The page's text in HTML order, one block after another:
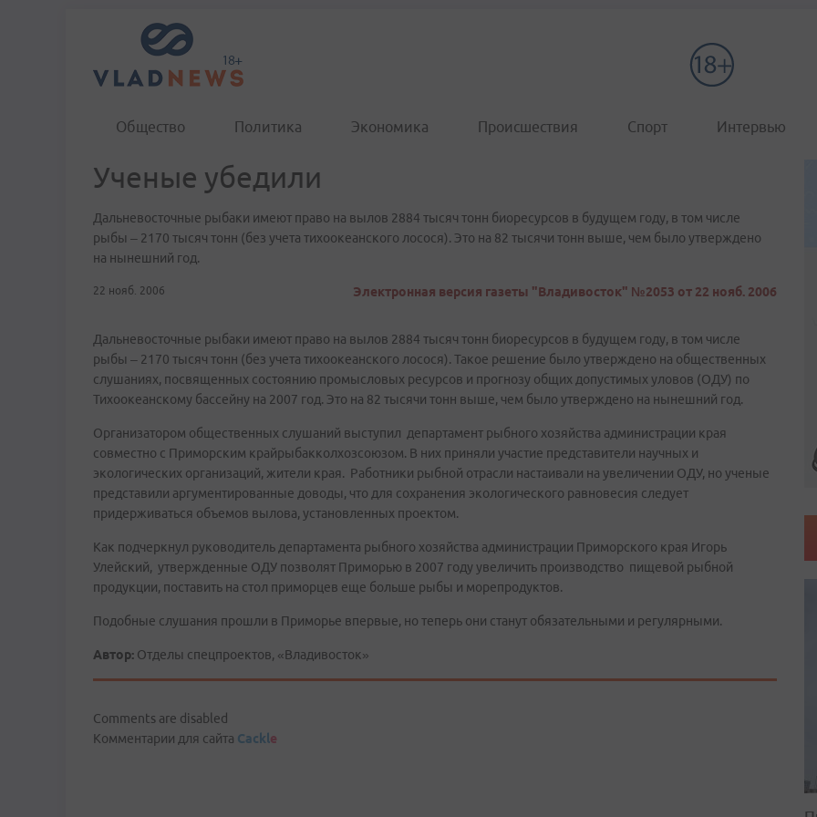
Общество Политика Экономика Происшествия Спорт Интервью
Ученые убедили
Дальневосточные рыбаки имеют право на вылов 2884 тысяч тонн биоресурсов в будущем году, в том числе
рыбы – 2170 тысяч тонн (без учета тихоокеанского лосося). Это на 82 тысячи тонн выше, чем было утверждено
на нынешний год.
22 нояб. 2006 Электронная версия газеты "Владивосток" №2053 от 22 нояб. 2006
Дальневосточные рыбаки имеют право на вылов 2884 тысяч тонн биоресурсов в будущем году, в том числе
рыбы – 2170 тысяч тонн (без учета тихоокеанского лосося). Такое решение было утверждено на общественных
слушаниях, посвященных состоянию промысловых ресурсов и прогнозу общих допустимых уловов (ОДУ) по
Тихоокеанскому бассейну на 2007 год. Это на 82 тысячи тонн выше, чем было утверждено на нынешний год.
Организатором общественных слушаний выступил департамент рыбного хозяйства администрации края
совместно с Приморским крайрыбакколхозсоюзом. В них приняли участие представители научных и
экологических организаций, жители края. Работники рыбной отрасли настаивали на увеличении ОДУ, но ученые
представили аргументированные доводы, что для сохранения экологического равновесия следует
придерживаться объемов вылова, установленных проектом.
Как подчеркнул руководитель департамента рыбного хозяйства администрации Приморского края Игорь
Улейский, утвержденные ОДУ позволят Приморью в 2007 году увеличить производство пищевой рыбной
продукции, поставить на стол приморцев еще больше рыбы и морепродуктов.
Подобные слушания прошли в Приморье впервые, но теперь они станут обязательными и регулярными.
Автор: Отделы спецпроектов, «Владивосток»
Comments are disabled
Комментарии для сайта Cackle